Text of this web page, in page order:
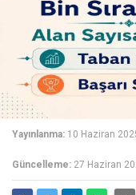
Yayınlanma: 10 Haziran
Güncelleme: 27 Haziran